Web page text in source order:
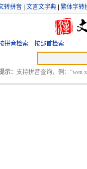
转拼音 文言文字典 繁体字转
拼音检索 按部首检索
示： 支持拼音查询，例：“wen